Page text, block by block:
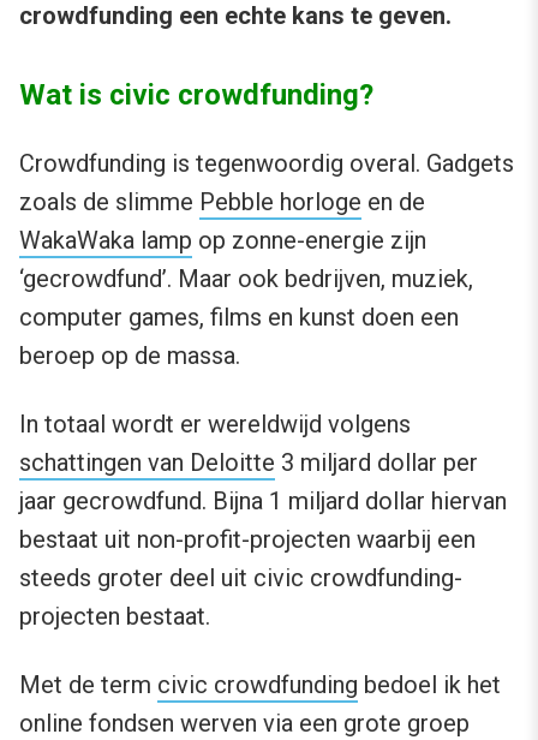
crowdfunding een echte kans te geven.
Wat is civic crowdfunding?
Crowdfunding is tegenwoordig overal. Gadgets
zoals de slimme Pebble horloge en de
WakaWaka lamp op zonne-­energie zijn
‘gecrowdfund’. Maar ook bedrijven, muziek,
computer games, films en kunst doen een
beroep op de massa.
In totaal wordt er wereldwijd volgens
schattingen van Deloitte 3 miljard dollar per
jaar gecrowdfund. Bijna 1 miljard dollar hiervan
bestaat uit non-­profit-projecten waarbij een
steeds groter deel uit civic crowdfunding-
projecten bestaat.
Met de term civic crowdfunding bedoel ik het
online fondsen werven via een grote groep